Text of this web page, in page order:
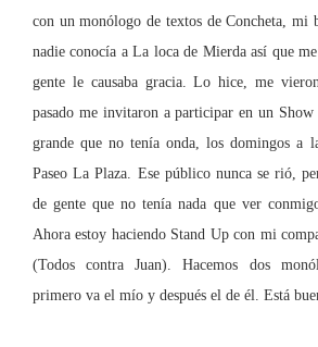
con un monólogo de textos de Concheta, mi
nadie conocía a La loca de Mierda así que
gente le causaba gracia. Lo hice, me
pasado me invitaron a participar en un Show
grande que no tenía onda, los domingos a
PaseoLa Plaza. Esepúblico nunca se rió,
de gente que no tenía nada que ver
Ahora estoy haciendo Stand Up con mi
(Todos contra Juan). Hacemos dos
primero va el mío y después el de él. Está